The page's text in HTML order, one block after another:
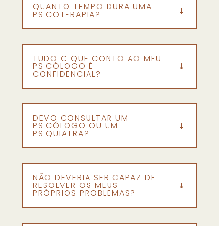
QUANTO TEMPO DURA UMA
PSICOTERAPIA?
TUDO O QUE CONTO AO MEU
PSICÓLOGO É
CONFIDENCIAL?
DEVO CONSULTAR UM
PSICÓLOGO OU UM
PSIQUIATRA?
NÃO DEVERIA SER CAPAZ DE
RESOLVER OS MEUS
PRÓPRIOS PROBLEMAS?